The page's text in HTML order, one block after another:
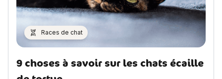
Races de chat
9 choses à savoir sur les chats écaille